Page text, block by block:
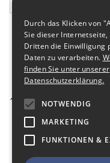
Durch das Klicken von
Sie dieser
Dritten die Einwilligung
Daten zu verarbeiten.
finden Sie unter unserer
Datenschutzerklärung.
NOTWENDIG
MARKETING
FUNKTIONEN &